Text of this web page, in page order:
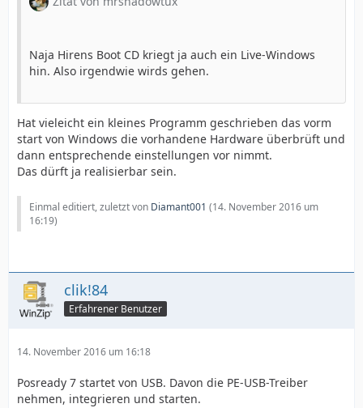
Naja Hirens Boot CD kriegt ja auch ein Live-Windows
hin. Also irgendwie wirds gehen.
Hat vieleicht ein kleines Programm geschrieben das vorm
start von Windows die vorhandene Hardware überbrüft und
dann entsprechende einstellungen vor nimmt.
Das dürft ja realisierbar sein.
Einmal editiert, zuletzt von Diamant001 (14. November 2016 um
16:19)
clik!84
Erfahrener Benutzer
14. November 2016 um 16:18
Posready 7 startet von USB. Davon die PE-USB-Treiber
nehmen, integrieren und starten.